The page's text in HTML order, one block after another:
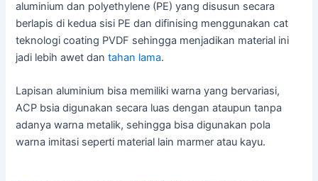
aluminium dan polyethylene (PE) yang disusun secara
berlapis di kedua sisi PE dan difinising menggunakan cat
teknologi coating PVDF sehingga menjadikan material ini
jadi lebih awet dantahan lama.
Lapisan aluminium bisa memiliki warna yang bervariasi,
ACP bsia digunakan secara luas dengan ataupun tanpa
adanya warna metalik, sehingga bisa digunakan pola
warna imitasi seperti material lain marmer atau kayu.